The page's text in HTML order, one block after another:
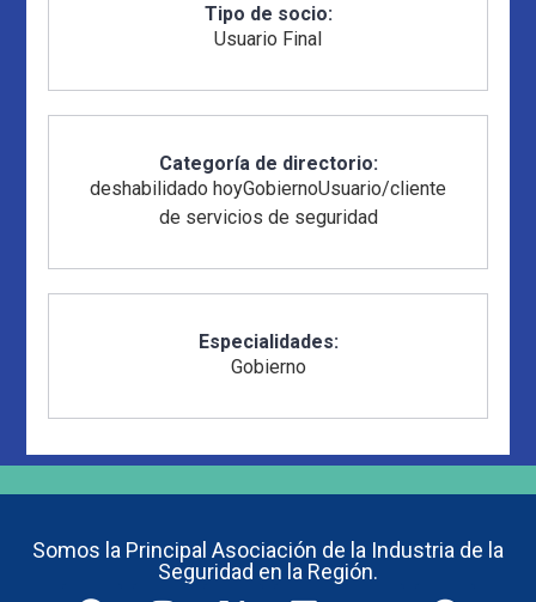
Tipo de socio:
Usuario Final
Categoría de directorio:
deshabilidado hoyGobiernoUsuario/cliente
de servicios de seguridad
Especialidades:
Gobierno
Somos la Principal Asociación de la Industria de la
Seguridad en la Región.